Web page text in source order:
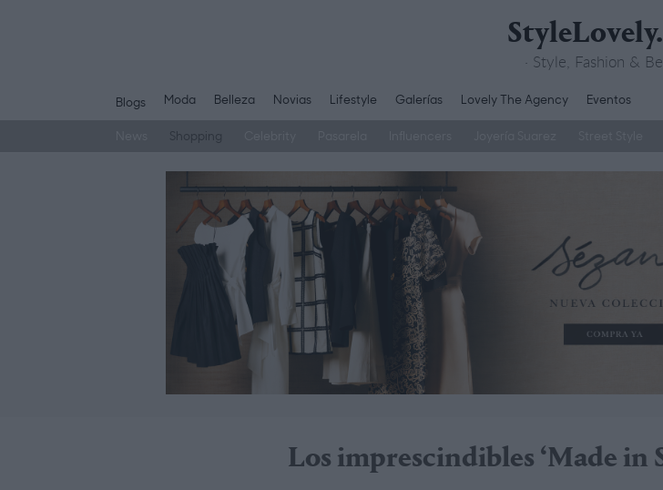
· Style, Fashion &
Blogs Moda Belleza Novias Lifestyle Galerías Lovely The Agency Eventos
Shopping
Los imprescindibles ‘Made in